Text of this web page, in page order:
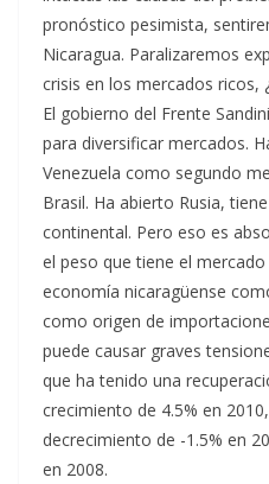
pronóstico pesimista,
Nicaragua. Paralizaremos
crisis en los mercados ricos,
El gobierno del Frente
para diversificar mercados.
Venezuela como segundo
Brasil. Ha abierto Rusia,
continental. Pero eso es
el peso que tiene el
economía nicaragüense
como origen de
puede causar graves
que ha tenido una
crecimiento de 4.5% en
decrecimiento de -1.5% en
en 2008.